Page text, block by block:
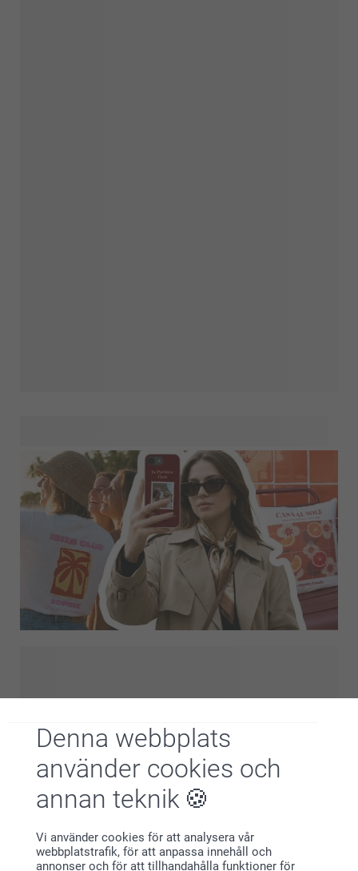
Denna webbplats
använder cookies och
annan teknik
Vi använder cookies för att analysera vår
webbplatstrafik, för att anpassa innehåll och
annonser och för att tillhandahålla funktioner för
personalisera den för att skapa något som verkligen känns
som ditt. Vardagsprodukter, förhöjda med designer du
kommer att älska.
Varförsmartphoto